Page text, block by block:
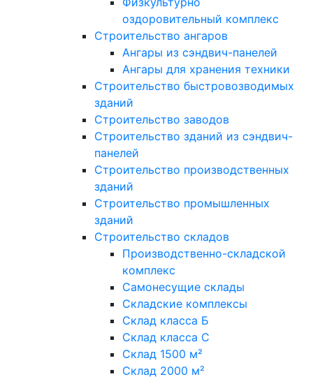
оздоровительный комплекс
Строительство ангаров
Ангары из сэндвич-панелей
Ангары для хранения техники
Строительство быстровозводимых
зданий
Строительство заводов
Строительство зданий из сэндвич-
панелей
Строительство производственных
зданий
Строительство промышленных
зданий
Строительство складов
Производственно-складской
комплекс
Самонесущие склады
Складские комплексы
Склад класса Б
Склад класса С
Склад 1500 м²
Склад 2000 м²